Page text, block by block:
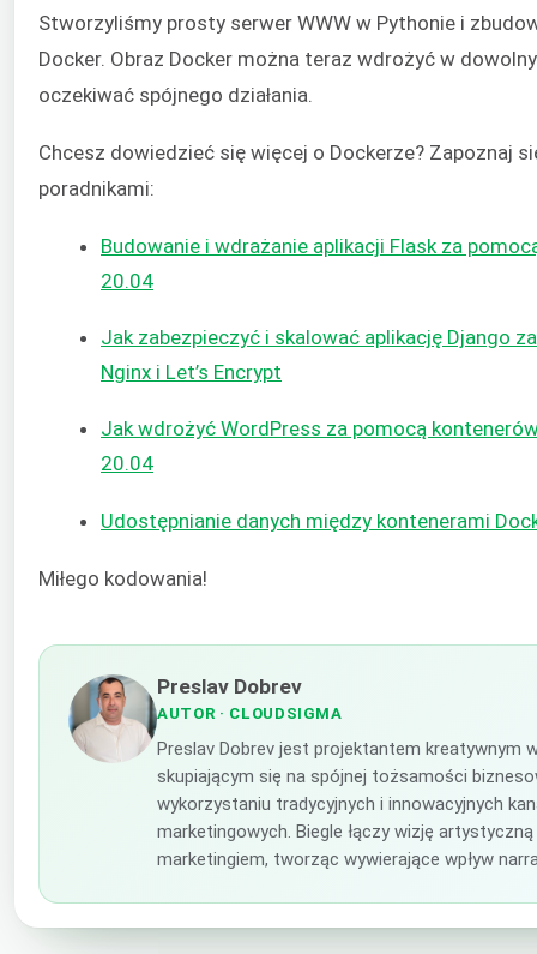
Stworzyliśmy prosty serwer WWW w Pythonie i
Docker. Obraz Docker można teraz wdrożyć w
oczekiwać spójnego działania.
Chcesz dowiedzieć się więcej o Dockerze? Zapoznaj
poradnikami:
Budowanie i wdrażanie aplikacji Flask za
20.04
Jak zabezpieczyć i skalować aplikację Django
Nginx i Let’s Encrypt
Jak wdrożyć WordPress za pomocą
20.04
Udostępnianie danych między kontenerami
Miłego kodowania!
Preslav Dobrev
AUTOR · CLOUDSIGMA
Preslav Dobrev jest projektantem kreatywnym
skupiającym się na spójnej tożsamości
wykorzystaniu tradycyjnych i innowacyjnych
marketingowych. Biegle łączy wizję
marketingiem, tworząc wywierające wpływ